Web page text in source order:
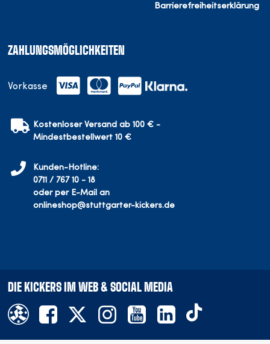
Barrierefreiheitserklärung
ZAHLUNGSMÖGLICHKEITEN
Vorkasse
Kostenloser Versand ab 100 € -
Mindestbestellwert 10 €
Kunden-Hotline:
0711 / 767 10 - 18
oder per E-Mail an
onlineshop@stuttgarter-kickers.de
DIE KICKERS IM WEB & SOCIAL MEDIA